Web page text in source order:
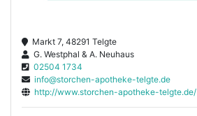
Markt 7, 48291 Telgte
G. Westphal & A. Neuhaus
02504 1734
info@storchen-apotheke-telgte.de
http://www.storchen-apotheke-telgte.de/